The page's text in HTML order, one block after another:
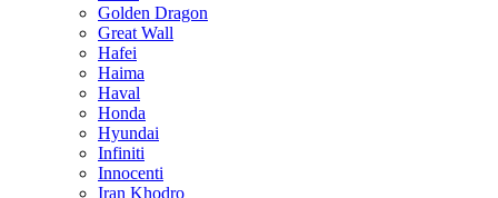
Golden Dragon
Great Wall
Hafei
Haima
Haval
Honda
Hyundai
Infiniti
Innocenti
Iran Khodro